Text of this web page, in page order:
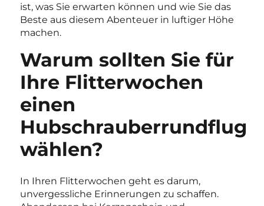
ist, was Sie erwarten können und wie Sie das
Beste aus diesem Abenteuer in luftiger Höhe
machen.
Warum sollten Sie für
Ihre Flitterwochen
einen
Hubschrauberrundflug
wählen?
In Ihren Flitterwochen geht es darum,
unvergessliche Erinnerungen zu schaffen.